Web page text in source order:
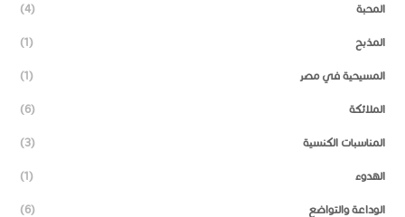
المحبة (4)
المذبح (1)
المسيحية في مصر (1)
الملائكة (6)
المناسبات الكنسية (3)
الهدوء (1)
الوداعة والتواضع (6)